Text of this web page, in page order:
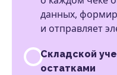
данных,
и отправляет
Складской
остатками